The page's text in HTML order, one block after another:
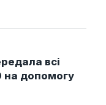
всі
на допомогу